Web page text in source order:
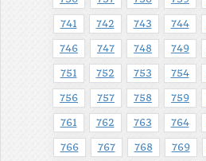
741 742 743 744
746 747 748 749
751 752 753 754
756 757 758 759
761 762 763 764
766 767 768 769